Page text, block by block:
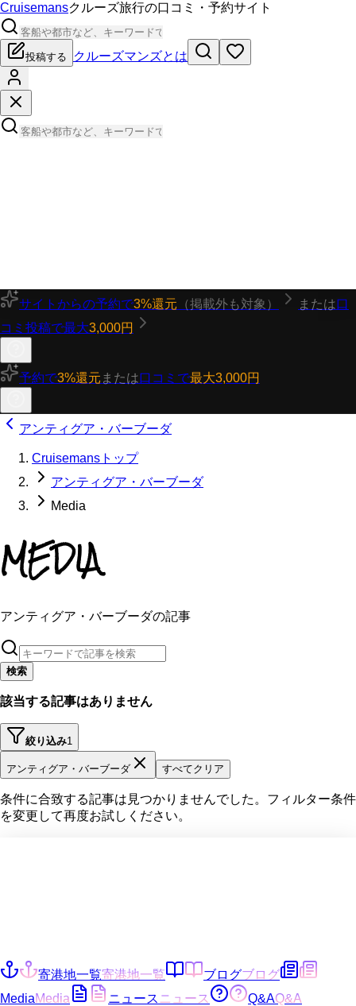
Cruisemansクルーズ旅行の口コミ・予約サイト
投稿する クルーズマンズとは
サイトからの予約で3%還元 （掲載外も対象） または口
コミ投稿で最大3,000円
予約で3%還元 または口コミで最大3,000円
アンティグア・バーブーダ
Cruisemansトップ
アンティグア・バーブーダ
Media
MEDIA
アンティグア・バーブーダの記事
検索
該当する記事はありません
絞り込み1
アンティグア・バーブーダ すべてクリア
条件に合致する記事は見つかりませんでした。フィルター条件
を変更して再度お試しください。
寄港地一覧寄港地一覧 ブログブログ
MediaMedia ニュース ニュース Q&AQ&A